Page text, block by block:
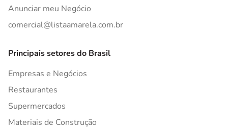
Anunciar meu Negócio
comercial@listaamarela.com.br
Principais setores do Brasil
Empresas e Negócios
Restaurantes
Supermercados
Materiais de Construção